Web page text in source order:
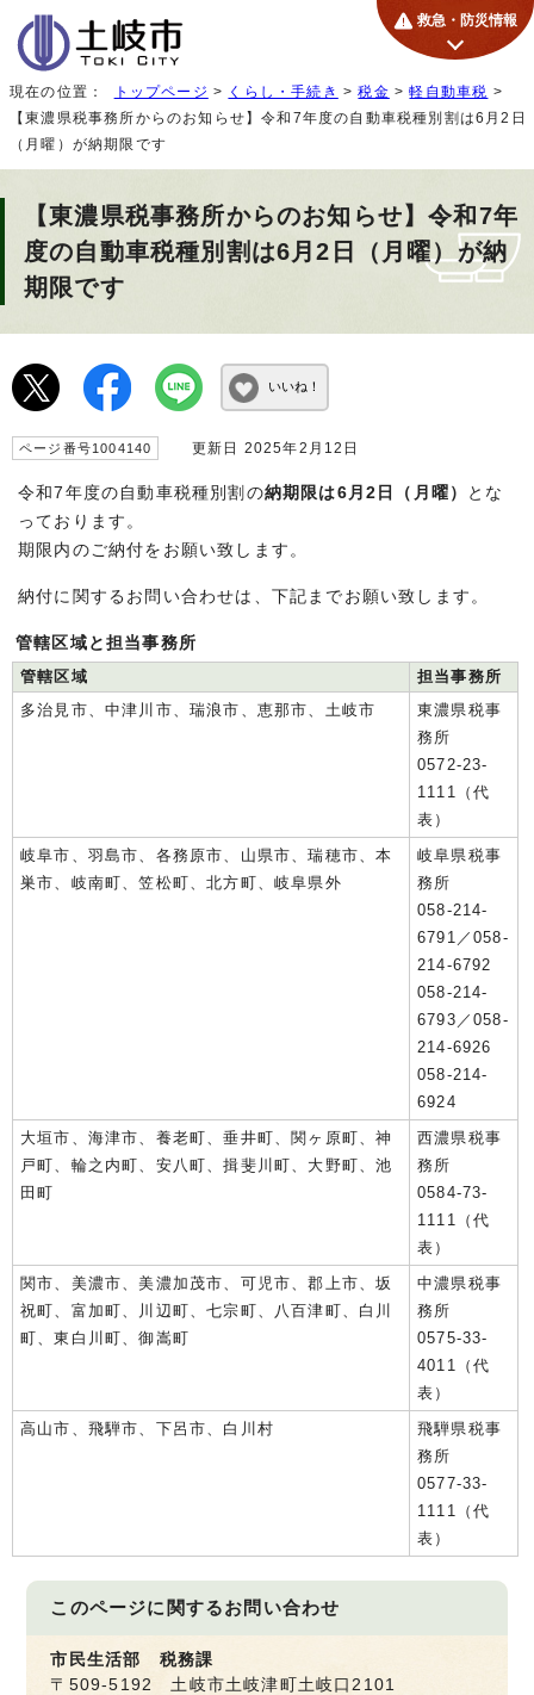
救急・防災情報
現在の位置： トップページ > くらし・手続き >税金 >軽自動車税 >
【東濃県税事務所からのお知らせ】令和7年度の自動車税種別割は6月2日
（月曜）が納期限です
【東濃県税事務所からのお知らせ】令和7年
度の自動車税種別割は6月2日（月曜）が納
期限です
いいね！
ページ番号1004140 更新日 2025年2月12日
令和7年度の自動車税種別割の納期限は6月2日（月曜）
とな
っております。
期限内のご納付をお願い致します。
納付に関するお問い合わせは、下記までお願い致します。
管轄区域と担当事務所
管轄区域
担当事務所
多治見市、中津川市、瑞浪市、恵那市、土岐市
東濃県税事
務所
0572-23-
1111（代
表）
岐阜市、羽島市、各務原市、山県市、瑞穂市、本
巣市、岐南町、笠松町、北方町、岐阜県外
岐阜県税事
務所
058-214-
6791／058-
214-6792
058-214-
6793／058-
214-6926
058-214-
6924
大垣市、海津市、養老町、垂井町、関ヶ原町、神
戸町、輪之内町、安八町、揖斐川町、大野町、池
田町
西濃県税事
務所
0584-73-
1111（代
表）
関市、美濃市、美濃加茂市、可児市、郡上市、坂
祝町、富加町、川辺町、七宗町、八百津町、白川
町、東白川町、御嵩町
中濃県税事
務所
0575-33-
4011（代
表）
高山市、飛騨市、下呂市、白川村
飛騨県税事
務所
0577-33-
1111（代
表）
このページに関するお問い合わせ
市民生活部 税務課
〒509-5192 土岐市土岐津町土岐口2101